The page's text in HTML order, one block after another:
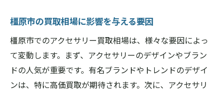
橿原市の買取相場に影響を与える要因
橿原市でのアクセサリー買取相場は、様々な要因によっ
て変動します。まず、アクセサリーのデザインやブラン
ドの人気が重要です。有名ブランドやトレンドのデザイ
ンは、特に高価買取が期待されます。次に、アクセサリ